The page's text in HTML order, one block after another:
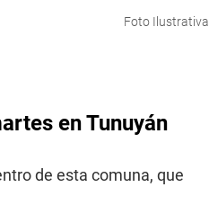
Foto Ilustrativa
en Tunuyán
de esta comuna, que